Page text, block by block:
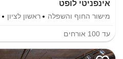
אינפניטי לופט
מישור החוף והשפלה ראשון לציון
עד 100 אורחים